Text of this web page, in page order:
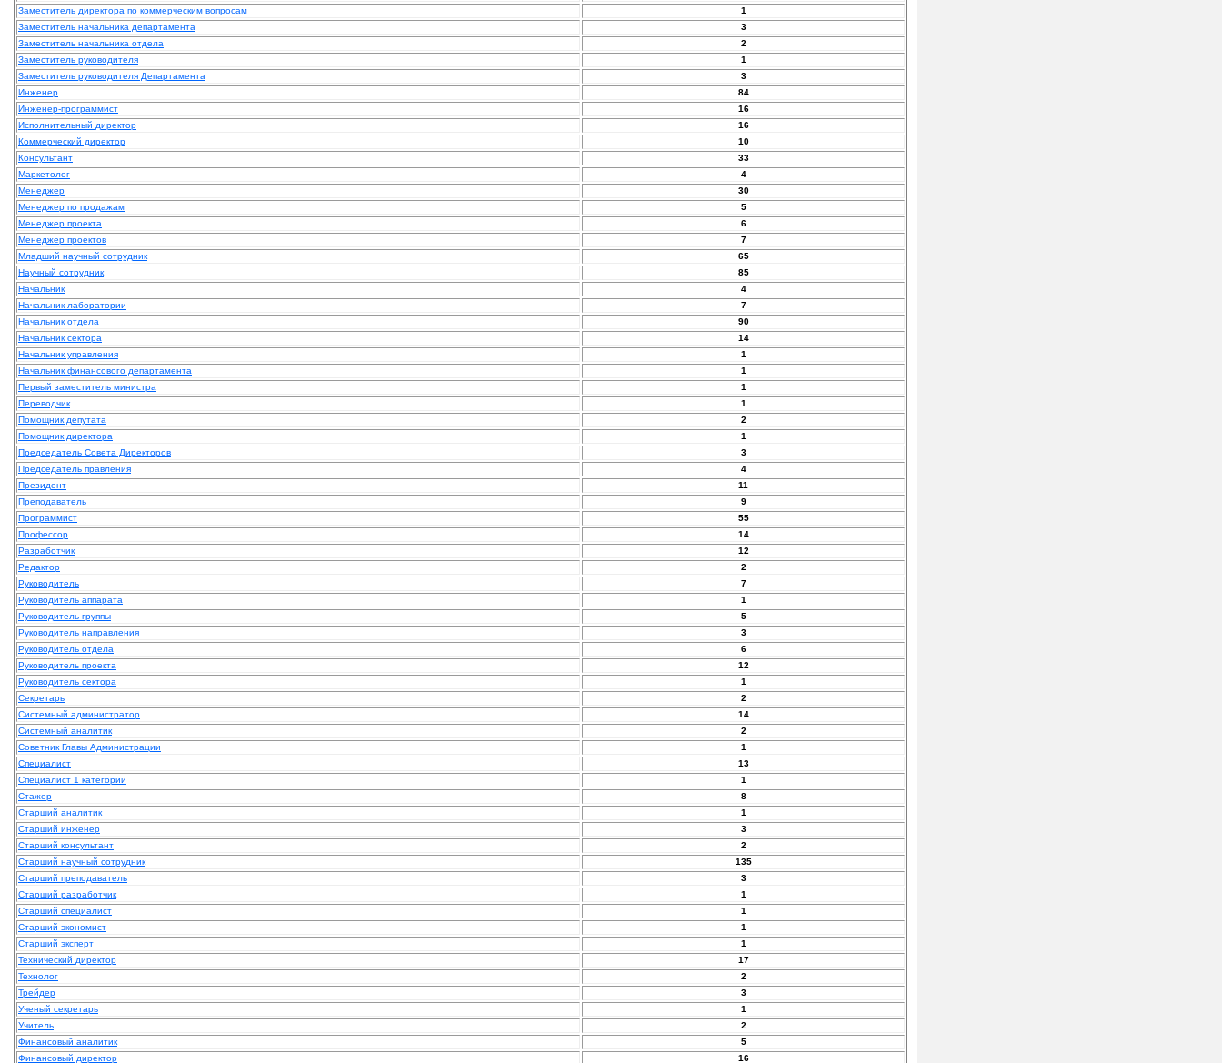
Заместитель директора по коммерческим вопросам
1
Заместитель начальника департамента
3
Заместитель начальника отдела
2
Заместитель руководителя
1
Заместитель руководителя Департамента
3
Инженер
84
Инженер-программист
16
Исполнительный директор
16
Коммерческий директор
10
Консультант
33
Маркетолог
4
Менеджер
30
Менеджер по продажам
5
Менеджер проекта
6
Менеджер проектов
7
Младший научный сотрудник
65
Научный сотрудник
85
Начальник
4
Начальник лаборатории
7
Начальник отдела
90
Начальник сектора
14
Начальник управления
1
Начальник финансового департамента
1
Первый заместитель министра
1
Переводчик
1
Помощник депутата
2
Помощник директора
1
Председатель Совета Директоров
3
Председатель правления
4
Президент
11
Преподаватель
9
Программист
55
Профессор
14
Разработчик
12
Редактор
2
Руководитель
7
Руководитель аппарата
1
Руководитель группы
5
Руководитель направления
3
Руководитель отдела
6
Руководитель проекта
12
Руководитель сектора
1
Секретарь
2
Системный администратор
14
Системный аналитик
2
Советник Главы Администрации
1
Специалист
13
Специалист 1 категории
1
Стажер
8
Старший аналитик
1
Старший инженер
3
Старший консультант
2
Старший научный сотрудник
135
Старший преподаватель
3
Старший разработчик
1
Старший специалист
1
Старший экономист
1
Старший эксперт
1
Технический директор
17
Технолог
2
Трейдер
3
Ученый секретарь
1
Учитель
2
Финансовый аналитик
5
Финансовый директор
16